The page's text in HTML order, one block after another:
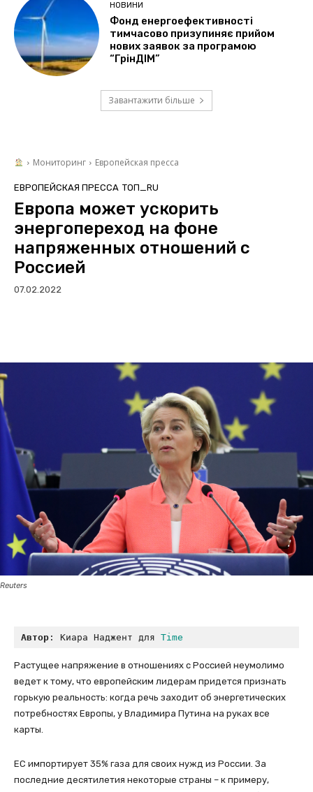
НОВИНИ
Фонд енергоефективності
тимчасово призупиняє прийом
нових заявок за програмою
“ГрінДІМ”
Завантажити більше